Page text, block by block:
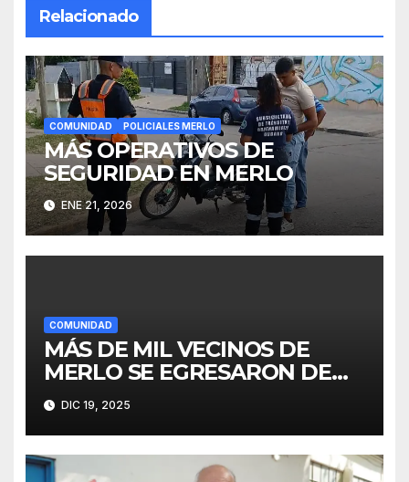
Relacionado
COMUNIDAD POLICIALES MERLO
MÁS OPERATIVOS DE
SEGURIDAD EN MERLO
ENE 21, 2026
COMUNIDAD
MÁS DE MIL VECINOS DE
MERLO SE EGRESARON DE
FINES
DIC 19, 2025